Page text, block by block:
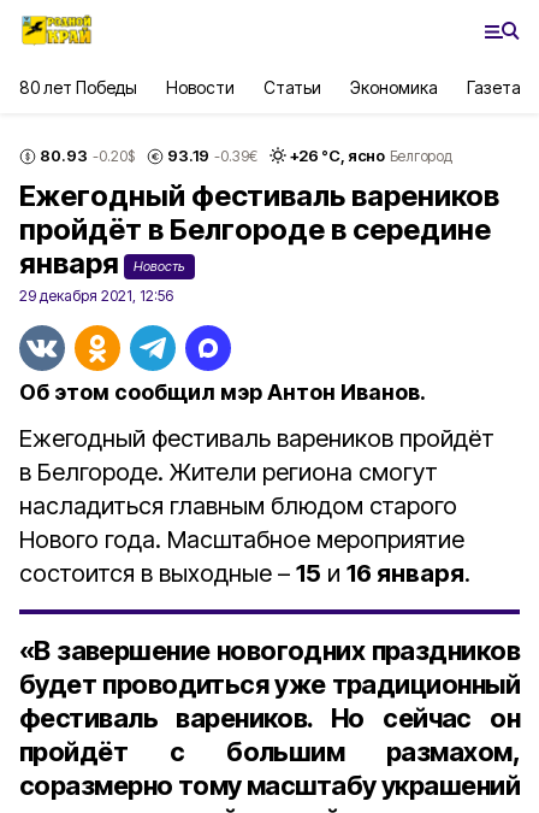
80 лет Победы Новости Статьи Экономика Газета
80.93 -0.20$ 93.19 -0.39€ +26 °С, ясно Белгород
Ежегодный фестиваль вареников
пройдёт в Белгороде в середине
января
Новость
29 декабря 2021, 12:56
Об этом сообщил мэр Антон Иванов.
Ежегодный фестиваль вареников пройдёт
в Белгороде. Жители региона смогут
насладиться главным блюдом старого
Нового года. Масштабное мероприятие
состоится в выходные – 15 и 16 января.
«В завершение новогодних праздников
будет проводиться уже традиционный
фестиваль вареников. Но сейчас он
пройдёт с большим размахом,
соразмерно тому масштабу украшений